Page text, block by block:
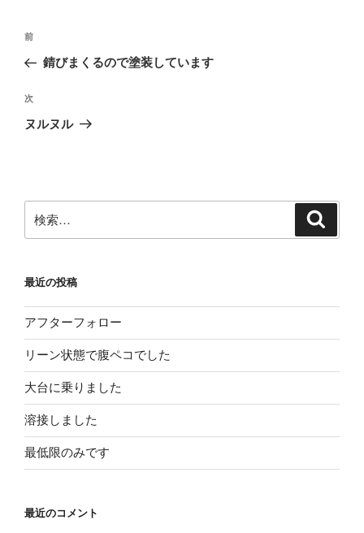
投
ナ
ビ
ゲ
ン
前
の
稿
前
錆びまくるので塗装しています
次
の
次
ヌルヌル
索:
最近の投稿
アフターフォロー
リーン状態で腹ペコでした
大台に乗りました
溶接しました
最低限のみです
最近のコメント